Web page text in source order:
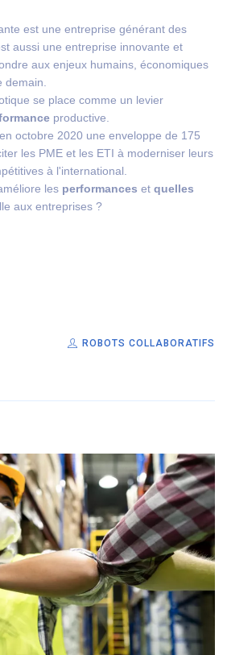
est une entreprise générant des
aussi une entreprise innovante et
aux enjeux humains, économiques
se place comme un levier
productive.
en octobre 2020 une enveloppe de 175
les PME et les ETI à moderniser leurs
à l'international.
les performances et quelles
aux entreprises ?
ROBOTS COLLABORATIFS